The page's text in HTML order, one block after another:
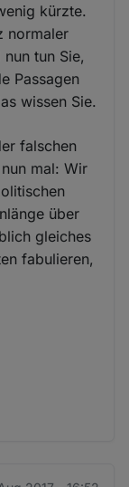
kürzte.
normaler
tun Sie,
Passagen
wissen Sie.
falschen
mal: Wir
über
gleiches
fabulieren,